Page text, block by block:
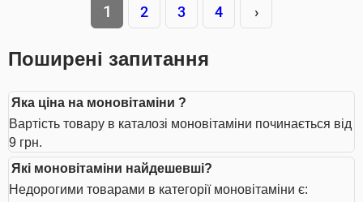
1 2 3 4 ›
Поширені запитання
Яка ціна на моновітаміни ?
Вартість товару в каталозі моновітаміни починається від
9 грн.
Які моновітаміни найдешевші?
Недорогими товарами в категорії моновітаміни є: